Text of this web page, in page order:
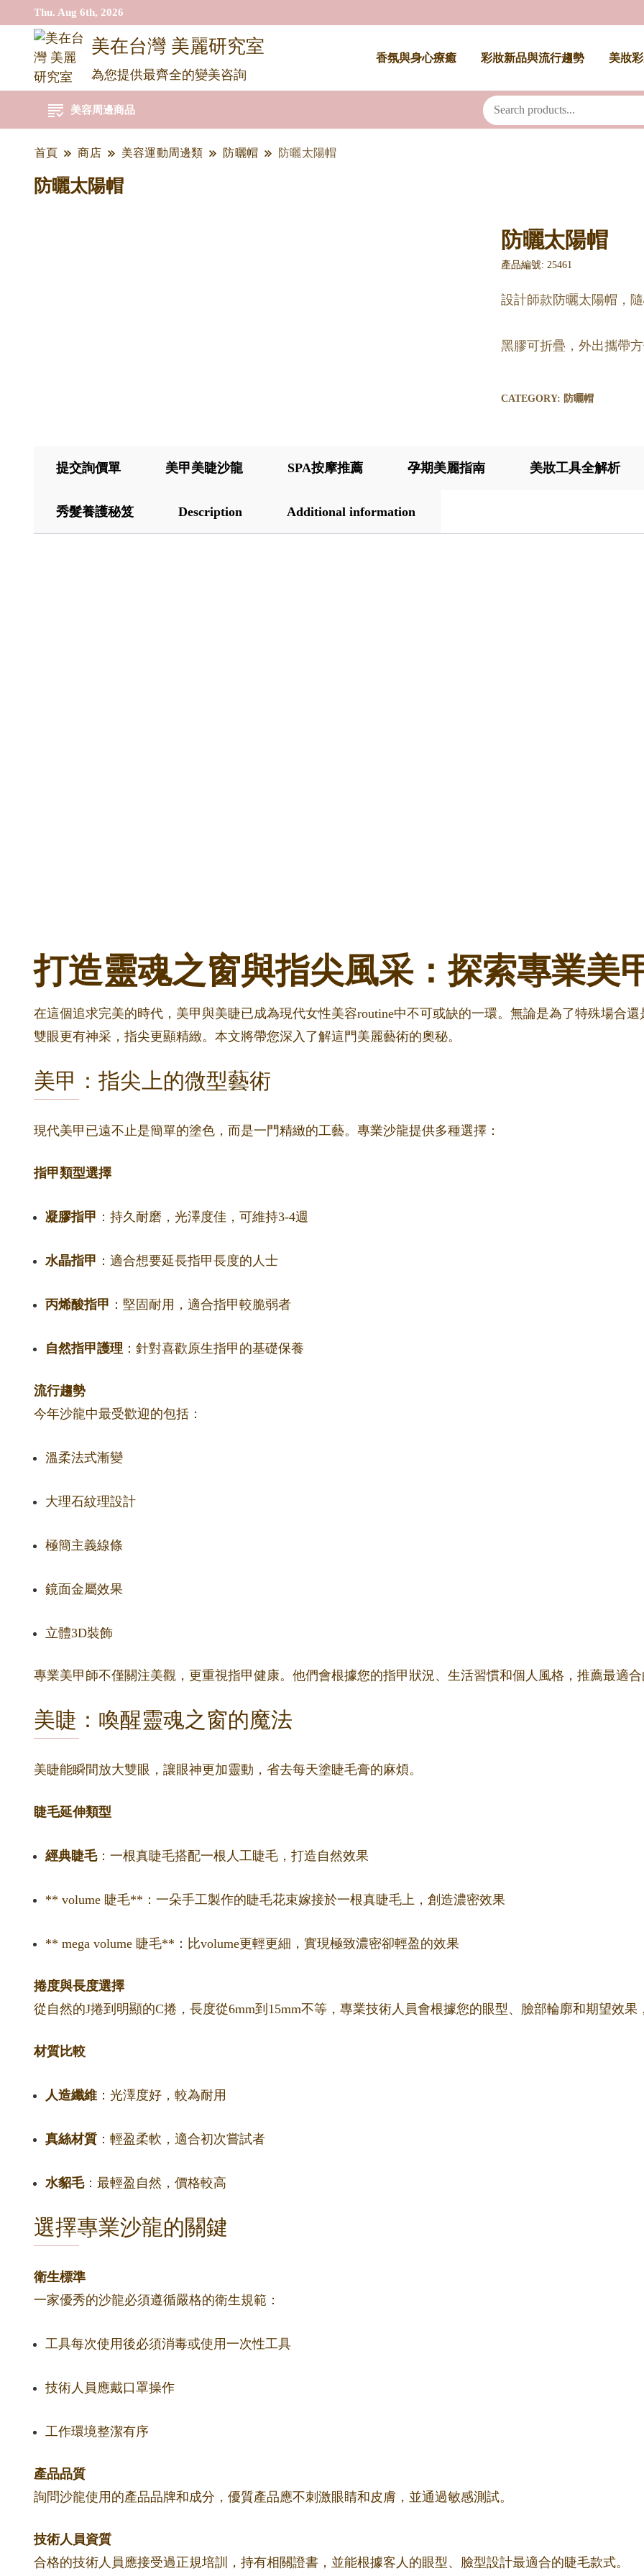
Thu. Aug 6th, 2026
美在台灣 美麗研究室
為您提供最齊全的變美咨詢
香氛與身心療癒 彩妝新品與流行趨勢 美妝
美容周邊商品
首頁 商店 美容運動周邊類 防曬帽 防曬太陽帽
防曬太陽帽
防曬太陽帽
產品編號: 25461
設計師款防曬太陽帽，
黑膠可折疊，外出攜帶方
CATEGORY: 防曬帽
提交詢價單 美甲美睫沙龍 SPA按摩推薦 孕期美麗指南 美妝工具全解析
秀髮養護秘笈 Description Additional information
打造靈魂之窗與指尖風采：探索專業美
在這個追求完美的時代，美甲與美睫已成為現代女性美容routine中不可或缺的一環。無論是為了特殊場合
雙眼更有神采，指尖更顯精緻。本文將帶您深入了解這門美麗藝術的奧秘。
美甲：指尖上的微型藝術
現代美甲已遠不止是簡單的塗色，而是一門精緻的工藝。專業沙龍提供多種選擇：
指甲類型選擇
凝膠指甲 ：持久耐磨，光澤度佳，可維持3-4週
水晶指甲 ：適合想要延長指甲長度的人士
丙烯酸指甲 ：堅固耐用，適合指甲較脆弱者
自然指甲護理 ：針對喜歡原生指甲的基礎保養
流行趨勢
今年沙龍中最受歡迎的包括：
溫柔法式漸變
大理石紋理設計
極簡主義線條
鏡面金屬效果
立體3D裝飾
專業美甲師不僅關注美觀，更重視指甲健康。他們會根據您的指甲狀況、生活習慣和個人風格，推薦最適合
美睫：喚醒靈魂之窗的魔法
美睫能瞬間放大雙眼，讓眼神更加靈動，省去每天塗睫毛膏的麻煩。
睫毛延伸類型
經典睫毛：一根真睫毛搭配一根人工睫毛，打造自然效果
** volume 睫毛**：一朵手工製作的睫毛花束嫁接於一根真睫毛上，創造濃密效果
** mega volume 睫毛**：比volume更輕更細，實現極致濃密卻輕盈的效果
捲度與長度選擇
從自然的J捲到明顯的C捲，長度從6mm到15mm不等，專業技術人員會根據您的眼型、臉部輪廓和期望效果
材質比較
人造纖維 ：光澤度好，較為耐用
真絲材質 ：輕盈柔軟，適合初次嘗試者
水貂毛：最輕盈自然，價格較高
選擇專業沙龍的關鍵
衛生標準
一家優秀的沙龍必須遵循嚴格的衛生規範：
工具每次使用後必須消毒或使用一次性工具
技術人員應戴口罩操作
工作環境整潔有序
產品品質
詢問沙龍使用的產品品牌和成分，優質產品應不刺激眼睛和皮膚，並通過敏感測試。
技術人員資質
合格的技術人員應接受過正規培訓，持有相關證書，並能根據客人的眼型、臉型設計最適合的睫毛款式。